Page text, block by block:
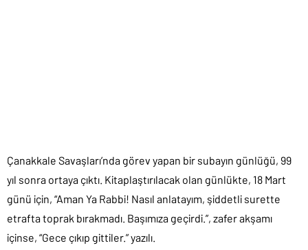
Çanakkale Savaşları’nda görev yapan bir subayın günlüğü, 99
yıl sonra ortaya çıktı. Kitaplaştırılacak olan günlükte, 18 Mart
günü için, “Aman Ya Rabbi! Nasıl anlatayım, şiddetli surette
etrafta toprak bırakmadı. Başımıza geçirdi.”, zafer akşamı
içinse, “Gece çıkıp gittiler.” yazılı.